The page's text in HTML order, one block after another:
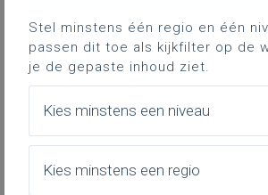
Verloop
routine om hun boekentas leeg te
huistaken in de juiste bakjes te
de leerlingen in de zithoek
de dag verbindend te starten. De
Stel minstens één regio en één
passen dit toe als kijkfilter op de
je de gepaste inhoud ziet.
Kies minstens een niveau
Kies minstens een regio